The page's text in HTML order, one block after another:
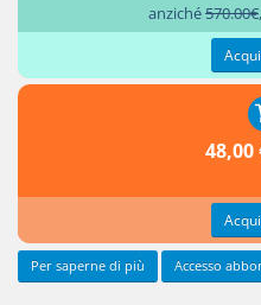
anziché570.00€,
48,00
Per saperne di più Accesso